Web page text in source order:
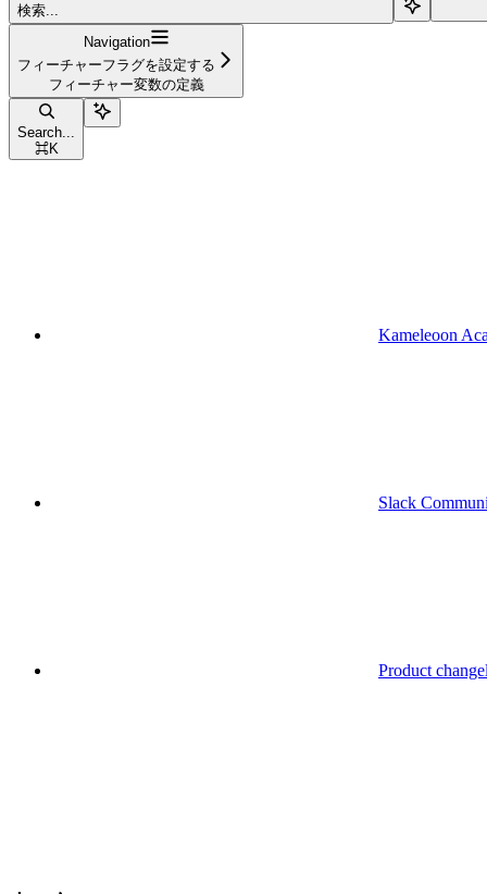
検索...
Navigation
フィーチャーフラグを設定する
フィーチャー変数の定義
Search...
⌘K
Kameleoon
Slack
Product